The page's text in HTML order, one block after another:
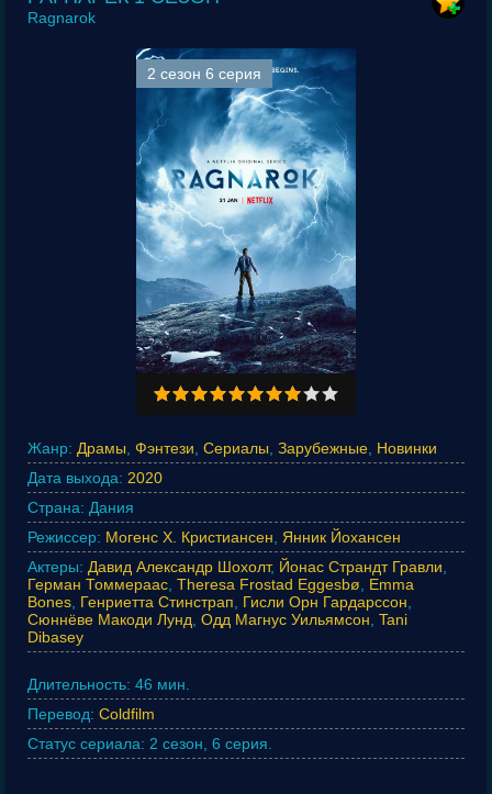
Ragnarok
2 сезон 6 серия
Жанр: Драмы Фэнтези Сериалы Зарубежные Новинки
Дата выхода: 2020
Страна: Дания
Режиссер: Могенс Х. Кристиансен
Янник Йохансен
Актеры: Давид Александр Шохолт, Йонас Страндт Гравли
Герман Томмераас Theresa Frostad Eggesbø
Emma
Bones Генриетта Стинстрап Гисли Орн Гардарссон
Сюннёве Макоди Лунд Одд Магнус Уильямсон Tani
Dibasey
Длительность: 46 мин.
Перевод: Coldfilm
Статус сериала: 2 сезон, 6 серия.